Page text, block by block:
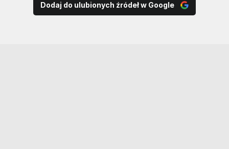
Dodaj do ulubionych źródeł w Google